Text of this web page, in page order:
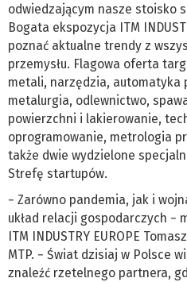
odwiedzającym nasze stoisko
Bogata ekspozycja ITM
poznać aktualne trendy z
przemysłu. Flagowa oferta
metali, narzędzia, automatyka
metalurgia, odlewnictwo,
powierzchni i lakierowanie,
oprogramowanie, metrologia
także dwie wydzielone
Strefę startupów.
− Zarówno pandemia, jak i
układ relacji gospodarczych −
ITM INDUSTRY EUROPE
MTP. − Świat dzisiaj w Polsce
znaleźć rzetelnego partnera,